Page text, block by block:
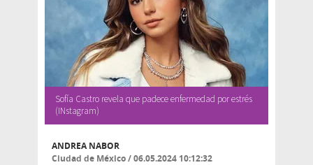
Sofía Castro revela que padece enfermedad por estrés
(INstagram)
ANDREA NABOR
Ciudad de México/06.05.2024 10:12:32